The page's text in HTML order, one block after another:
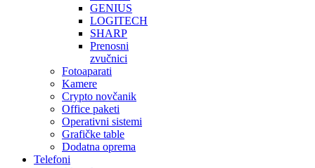
GENIUS
LOGITECH
SHARP
Prenosni
zvučnici
Fotoaparati
Kamere
Crypto novčanik
Office paketi
Operativni sistemi
Grafičke table
Dodatna oprema
Telefoni